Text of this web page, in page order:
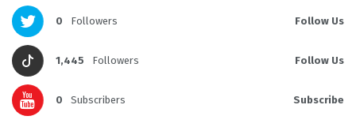
0 Followers Follow Us
1,445 Followers Follow Us
0 Subscribers Subscribe